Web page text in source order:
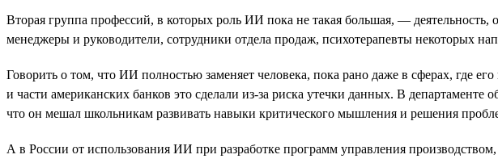
Вторая группа профессий, в которых роль ИИ пока не такая большая, —
менеджеры и руководители, сотрудники отдела продаж, психотерапевты некоторых
Говорить о том, что ИИ полностью заменяет человека, пока рано даже в сферах, где
и части американских банков это сделали из-за риска утечки данных. В департаменте
что он мешал школьникам развивать навыки критического мышления и решения
А в России от использования ИИ при разработке программ управления